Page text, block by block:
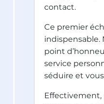
contact.
Ce premier
point
service
séduire et